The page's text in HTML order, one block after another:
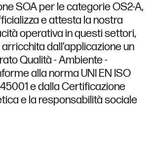
SOA per le categorie OS2-A,
e attesta la nostra
operativa in questi settori,
dall’applicazione un
Qualità - Ambiente -
alla norma UNI EN ISO
45001 e dalla Certificazione
e la responsabilità sociale